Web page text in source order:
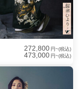
272,800 円~(税込)
473,000 円~(税込)